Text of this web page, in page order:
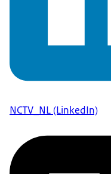
NCTV_NL (LinkedIn)